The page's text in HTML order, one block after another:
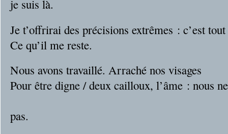
je suis là.
Je t’offrirai des précisions extrêmes : c’est tout
Ce qu’il me reste.
Nous avons travaillé. Arraché nos visages
Pour être digne / deux cailloux, l’âme : nous ne
pas.